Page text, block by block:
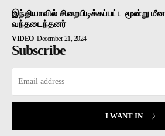
இந்தியாவில் சிறைபிடிக்கப்பட்ட மூன்று
வந்தடைந்தனர்
VIDEO December 21, 2024
Subscribe
I WANT IN